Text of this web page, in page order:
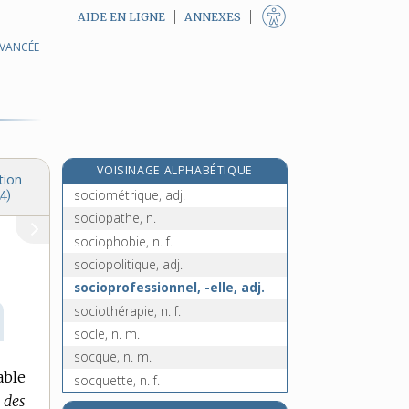
AIDE EN LIGNE ANNEXES
VOISINAGE ALPHABÉTIQUE
sociométrie, n. f.
sociométrique, adj.
sociopathe, n.
sociophobie, n. f.
sociopolitique, adj.
socioprofessionnel, -elle, adj.
sociothérapie, n. f.
socle, n. m.
socque, n. m.
socquette, n. f.
socratique, adj.